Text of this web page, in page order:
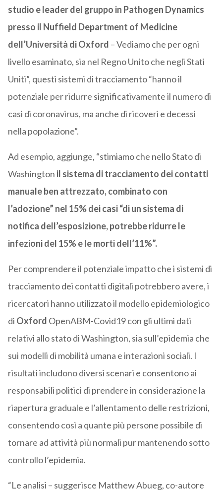
studio e leader del gruppo in Pathogen Dynamics
presso il Nuffield Department of Medicine
dell’Università di Oxford – Vediamo che per ogni
livello esaminato, sia nel Regno Unito che negli Stati
Uniti”, questi sistemi di tracciamento “hanno il
potenziale per ridurre significativamente il numero di
casi di coronavirus, ma anche di ricoveri e decessi
nella popolazione”.
Ad esempio, aggiunge, “stimiamo che nello Stato di
Washington il sistema di tracciamento dei contatti
manuale ben attrezzato, combinato con
l’adozione” nel 15% dei casi “di un sistema di
notifica dell’esposizione, potrebbe ridurre le
infezioni del 15% e le morti dell’11%”.
Per comprendere il potenziale impatto che i sistemi di
tracciamento dei contatti digitali potrebbero avere, i
ricercatori hanno utilizzato il modello epidemiologico
di Oxford OpenABM-Covid19 con gli ultimi dati
relativi allo stato di Washington, sia sull’epidemia che
sui modelli di mobilità umana e interazioni sociali. I
risultati includono diversi scenari e consentono ai
responsabili politici di prendere in considerazione la
riapertura graduale e l’allentamento delle restrizioni,
consentendo così a quante più persone possibile di
tornare ad attività più normali pur mantenendo sotto
controllo l’epidemia.
“Le analisi – suggerisce Matthew Abueg, co-autore